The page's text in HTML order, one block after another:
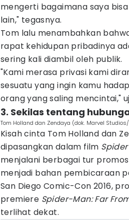
mengerti bagaimana saya
lain," tegasnya.
Tom lalu menambahkan
rapat kehidupan pribadinya
sering kali diambil oleh publik.
"Kami merasa privasi kami
sesuatu yang ingin kamu
orang yang saling mencintai,"
3. Sekilas tentang
Tom Holland dan Zendaya (dok. Marvel
Kisah cinta Tom Holland dan
dipasangkan dalam film
menjalani berbagai tur
menjadi bahan pembicaraan
San Diego Comic-Con 2016,
premiere Spider-Man: Far
terlihat dekat.